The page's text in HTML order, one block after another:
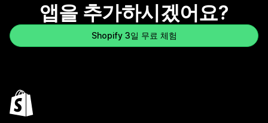
앱을 추가하시겠어요?
Shopify 3일 무료 체험